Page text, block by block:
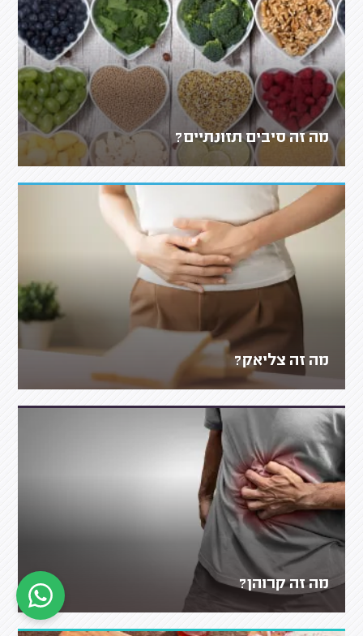
מה זה סיבים תזונתיים?
מה זה צליאק?
מה זה קרוהן?